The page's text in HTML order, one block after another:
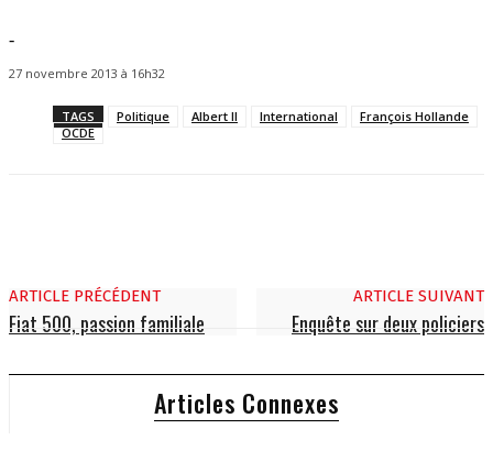
-
27 novembre 2013 à 16h32
TAGS Politique Albert II International
François Hollande
OCDE
ARTICLE PRÉCÉDENT
Fiat 500, passion familiale
ARTICLE SUIVANT
Enquête sur deux policiers
Articles Connexes